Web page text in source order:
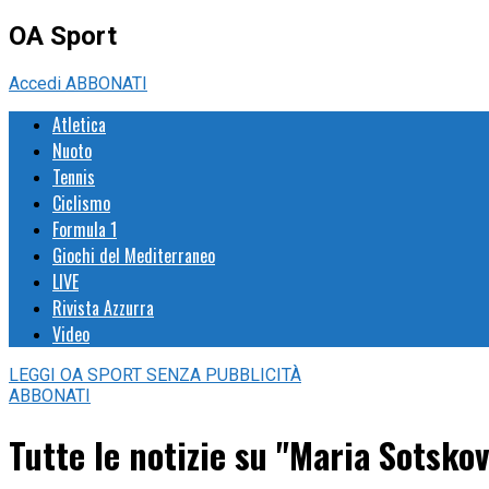
OA Sport
Accedi ABBONATI
Atletica
Nuoto
Tennis
Ciclismo
Formula 1
Giochi del Mediterraneo
LIVE
Rivista Azzurra
Video
LEGGI OA SPORT SENZA PUBBLICITÀ
ABBONATI
Tutte le notizie su "Maria